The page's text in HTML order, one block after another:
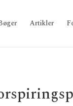
Artikler